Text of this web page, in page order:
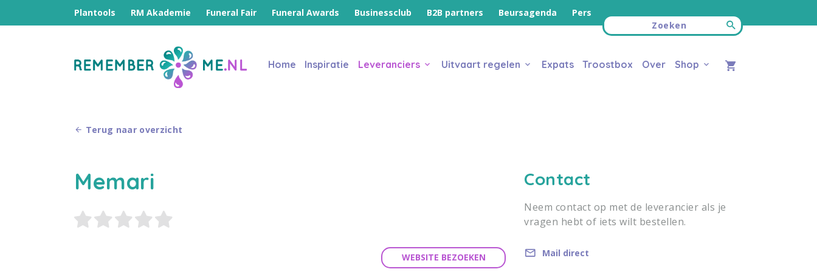
Plantools RM Akademie Funeral Fair Funeral Awards Businessclub B2B partners Beursagenda Pers
Home Inspiratie Leveranciers Uitvaart regelen Expats Troostbox Over Shop
Terug naar overzicht
Memari
WEBSITE BEZOEKEN
Contact
Neem contact op met de leverancier als je
vragen hebt of iets wilt bestellen.
Mail direct